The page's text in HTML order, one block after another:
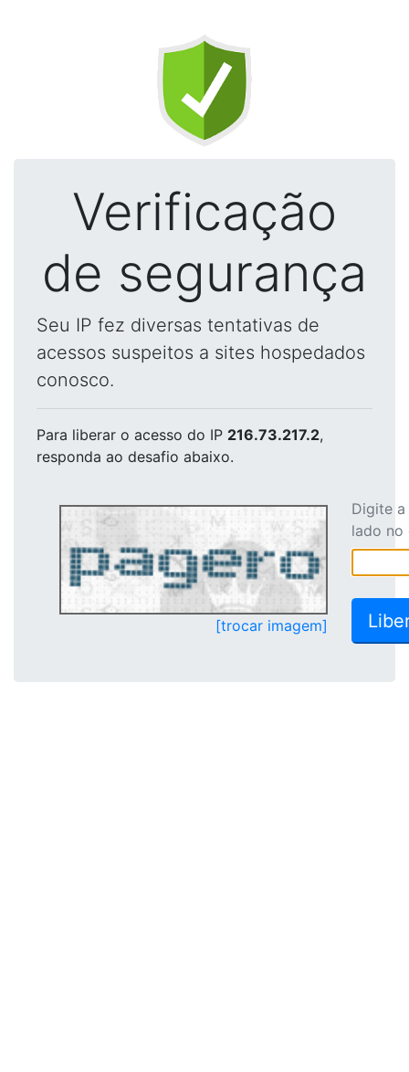
Verificação
de segurança
Seu IP fez diversas tentativas de
acessos suspeitos a sites hospedados
conosco.
Para liberar o acesso do IP 216.73.217.2,
responda ao desafio abaixo.
[trocar imagem]
Digite
lado no